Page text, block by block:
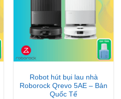
Robot hút bụi lau nhà
Roborock Qrevo 5AE – Bản
Quốc Tế